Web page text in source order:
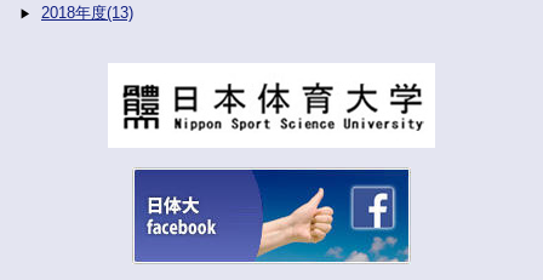
2018年度(13)